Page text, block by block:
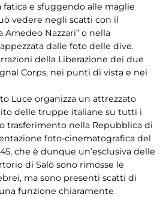
fatica e sfuggendo alle maglie
vedere negli scatti con il
Amedeo Nazzari” o nella
dalle foto delle dive.
della Liberazione dei due
Corps, nei punti di vista e nei
Luce organizza un attrezzato
delle truppe italiane su tutti i
trasferimento nella Repubblica di
foto-cinematografica del
che è dunque un’esclusiva delle
di Salò sono rimosse le
ma sono presenti scatti di
funzione chiaramente